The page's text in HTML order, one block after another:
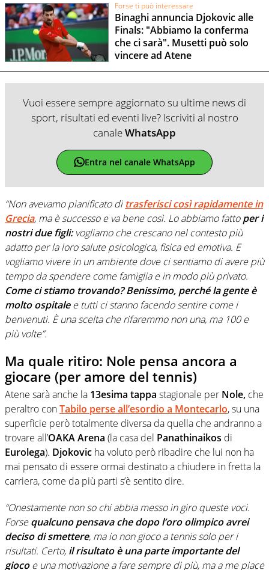
Forse ti può interessare
Binaghi annuncia Djokovic alle
Finals: "Abbiamo la conferma
che ci sarà". Musetti può solo
vincere ad Atene
Vuoi essere sempre aggiornato su ultime news di
sport, risultati ed eventi live? Iscriviti al nostro
canaleWhatsApp
Entra nel canale WhatsApp
“Non avevamo pianificato di trasferisci così rapidamente in
Grecia, ma è successo e va bene così. Lo abbiamo fattoper i
nostri due figli:vogliamo che crescano nel contesto più
adatto per la loro salute psicologica, fisica ed emotiva. E
vogliamo vivere in un ambiente dove ci sentiamo di avere più
tempo da spendere come famiglia e in modo più privato.
Come ci stiamo trovando? Benissimo, perché la gente è
molto ospitalee tutti ci stanno facendo sentire come i
benvenuti. È una scelta che rifaremmo non una, ma 100 e
più volte”.
Ma quale ritiro: Nole pensa ancora a
giocare (per amore del tennis)
Atene sarà anche la 13esima tappa stagionale per Nole, che
peraltro conTabilo perse all’esordio a Montecarlo, su una
superficie però totalmente diversa da quella che andranno a
trovare all’OAKA Arena (la casa del Panathinaikos di
Eurolega). Djokovic ha voluto però ribadire che lui non ha
mai pensato di essere ormai destinato a chiudere in fretta la
carriera, come da più parti s’è sentito dire.
“Onestamente non so chi abbia messo in giro queste voci.
Forsequalcuno pensava che dopo l’oro olimpico avrei
deciso di smettere, ma io non gioco a tennis solo per i
risultati. Certo, il risultato è una parte importante del
giocoe una motivazione a fare sempre di più, ma a me piace